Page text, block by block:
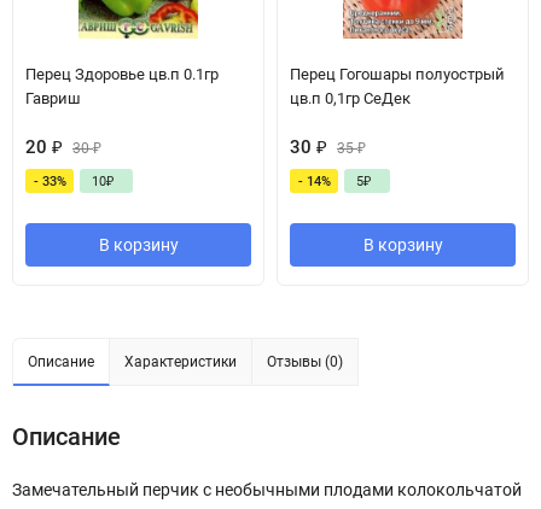
Перец Здоровье цв.п 0.1гр
Гавриш
20 ₽ 30₽
- 33% 10₽
В корзину
Перец Гогошары полуострый
цв.п 0,1гр СеДек
30 ₽ 35₽
- 14% 5₽
В корзину
Описание Характеристики Отзывы (0)
Описание
Замечательный перчик с необычными плодами колокольчатой